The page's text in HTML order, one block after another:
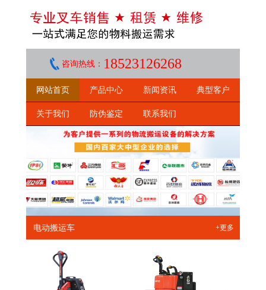
咨询热线： 18523126268
网站首页 产品中心 新闻资讯 典型客户
关于我们 防伪鉴定 联系我们
电动搬运车 +更多